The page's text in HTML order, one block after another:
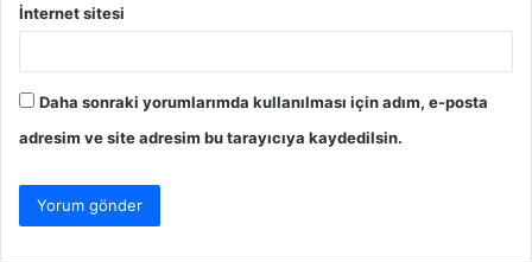
İnternet sitesi
Daha sonraki yorumlarımda kullanılması için adım, e-posta
adresim ve site adresim bu tarayıcıya kaydedilsin.